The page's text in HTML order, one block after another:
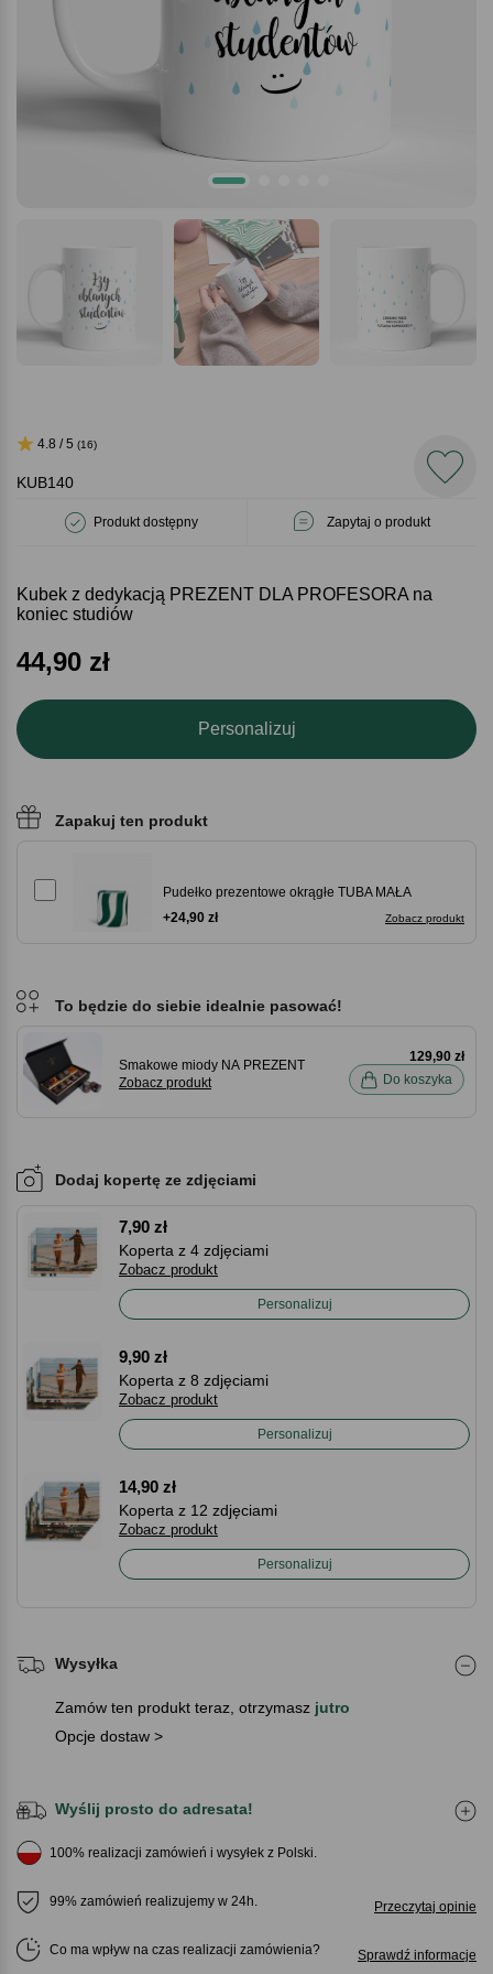
KUB140
Produkt dostępny Zapytaj o produkt
4.8 / 5 (16)
Kubek z dedykacją PREZENT DLA PROFESORA na
koniec studiów
44,90 zł
Personalizuj
Zapakuj ten produkt
Pudełko prezentowe okrągłe TUBA MAŁA
Zobacz produkt
+24,90 zł
To będzie do siebie idealnie pasować!
Smakowe miody NA PREZENT
Zobacz produkt
129,90 zł
Do koszyka
Dodaj kopertę ze zdjęciami
7,90 zł
Koperta z 4 zdjęciami
Zobacz produkt
Personalizuj
9,90 zł
Koperta z 8 zdjęciami
Zobacz produkt
Personalizuj
14,90 zł
Koperta z 12 zdjęciami
Zobacz produkt
Personalizuj
Wysyłka
Zamów ten produkt teraz, otrzymasz jutro
Opcje dostaw >
Wyślij prosto do adresata!
100% realizacji zamówień i wysyłek z Polski.
99% zamówień realizujemy w 24h. Przeczytaj opinie
Co ma wpływ na czas realizacji zamówienia Sprawdź informacje